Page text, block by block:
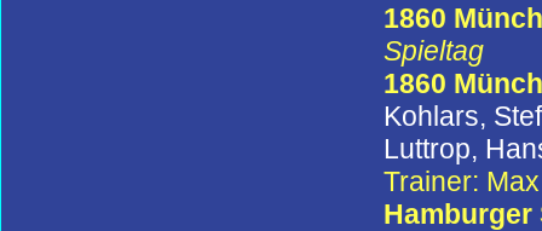
1860
Spieltag
1860
Kohlars,
Luttrop,
Trainer:
Hamburger